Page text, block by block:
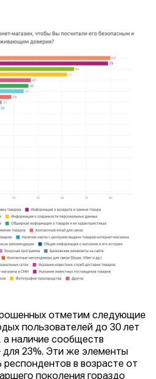
отметим следующие
пользователей до 30 лет
а наличие сообществ
для 23%. Эти же элементы
респондентов в возрасте от
поколения гораздо